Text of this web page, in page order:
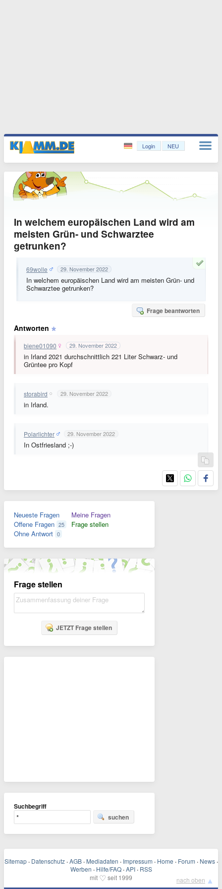
Login NEU
In welchem europäischen Land wird am
meisten Grün- und Schwarztee
getrunken?
69wolle 29. November 2022
In welchem europäischen Land wird am meisten Grün- und
Schwarztee getrunken?
Frage beantworten
Antworten
biene01090 29. November 2022
in Irland 2021 durchschnittlich 221 Liter Schwarz- und
Grüntee pro Kopf
storabird 29. November 2022
in Irland.
Polarlichter 29. November 2022
In Ostfriesland ;-)
Neueste Fragen
Offene Fragen 25
Ohne Antwort 0
Meine Fragen
Frage stellen
Frage stellen
JETZT Frage stellen
Suchbegriff
suchen
Sitemap · Datenschutz · AGB · Mediadaten · Impressum · Home · Forum · News ·
Werben · Hilfe/FAQ · API · RSS
mit ♡ seit 1999 nach oben ▲